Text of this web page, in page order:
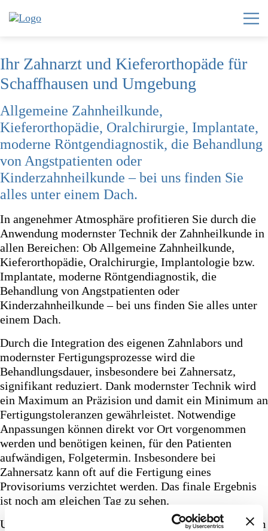
Home
Invisalign®
Leistungen
Team
Karriere
News
Kontakt
+49 (0 )7731 187380
Heute geschlossen.
Ihr Zahnarzt und Kieferorthopäde für
Schaffhausen und Umgebung
Allgemeine Zahnheilkunde,
Kieferorthopädie, Oralchirurgie, Implantate,
moderne Röntgendiagnostik, die Behandlung
von Angstpatienten oder
Kinderzahnheilkunde – bei uns finden Sie
alles unter einem Dach.
In angenehmer Atmosphäre profitieren Sie durch die
Anwendung modernster Technik der Zahnheilkunde in
allen Bereichen: Ob Allgemeine Zahnheilkunde,
Kieferorthopädie, Oralchirurgie, Implantologie bzw.
Implantate, moderne Röntgendiagnostik, die
Behandlung von Angstpatienten oder
Kinderzahnheilkunde – bei uns finden Sie alles unter
einem Dach.
Durch die Integration des eigenen Zahnlabors und
modernster Fertigungsprozesse wird die
Behandlungsdauer, insbesondere bei Zahnersatz,
signifikant reduziert. Dank modernster Technik wird
ein Maximum an Präzision und damit ein Minimum an
Fertigungstoleranzen gewährleistet. Notwendige
Anpassungen können direkt vor Ort vorgenommen
werden und benötigen keinen, für den Patienten
aufwändigen, Folgetermin. Insbesondere bei
Zahnersatz kann oft auf die Fertigung eines
Provisoriums verzichtet werden. Das finale Ergebnis
ist noch am gleichen Tag zu sehen.
Unser Know-How beruht auf jahrelanger Erfahrung im